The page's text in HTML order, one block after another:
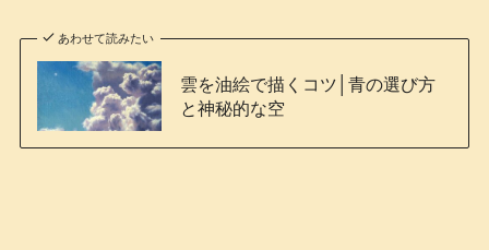
あわせて読みたい
雲を油絵で描くコツ│青の選び方
と神秘的な空